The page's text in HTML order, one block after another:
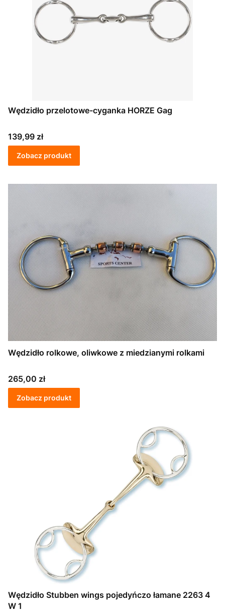
Wędzidło przelotowe-cyganka HORZE Gag
Cena
139,99 zł
Zobacz produkt
Wędzidło rolkowe, oliwkowe z miedzianymi rolkami
Cena
265,00 zł
Zobacz produkt
Wędzidło Stubben wings pojedyńczo łamane 2263 4
W 1